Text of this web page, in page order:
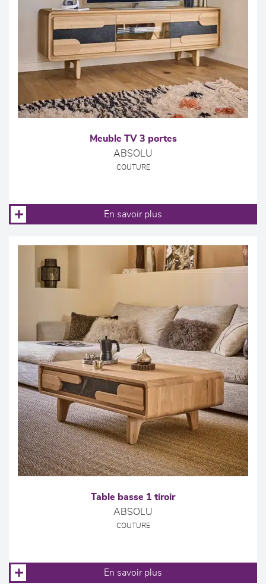
Meuble TV 3 portes
ABSOLU
COUTURE
En savoir plus
Table basse 1 tiroir
ABSOLU
COUTURE
En savoir plus